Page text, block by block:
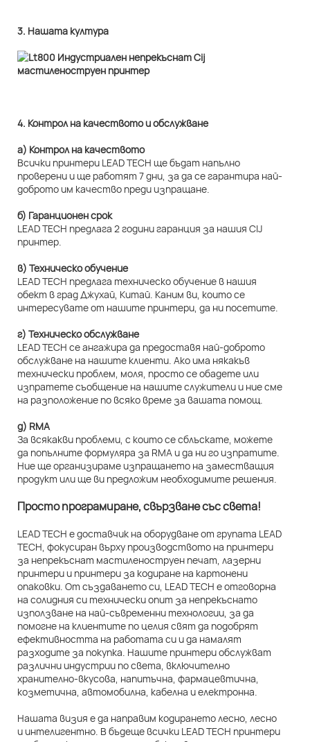
3. Нашата култура
4. Контрол на качеството и обслужване
а) Контрол на качеството
Всички принтери LEAD TECH ще бъдат напълно
проверени и ще работят 7 дни, за да се гарантира най-
доброто им качество преди изпращане.
б) Гаранционен срок
LEAD TECH предлага 2 години гаранция за нашия CIJ
принтер.
в) Техническо обучение
LEAD TECH предлага техническо обучение в нашия
обект в град Джухай, Китай. Каним ви, които се
интересувате от нашите принтери, да ни посетите.
г) Техническо обслужване
LEAD TECH се ангажира да предоставя най-доброто
обслужване на нашите клиенти. Ако има някакъв
технически проблем, моля, просто се обадете или
изпратете съобщение на нашите служители и ние сме
на разположение по всяко време за вашата помощ.
д) RMA
За всякакви проблеми, с които се сблъскате, можете
да попълните формуляра за RMA и да ни го изпратите.
Ние ще организираме изпращането на заместващия
продукт или ще ви предложим необходимите решения.
Просто програмиране, свързване със света!
LEAD TECH е доставчик на оборудване от групата LEAD
TECH, фокусиран върху производството на принтери
за непрекъснат мастиленоструен печат, лазерни
принтери и принтери за кодиране на картонени
опаковки. От създаването си, LEAD TECH е отговорна
на солидния си технически опит за непрекъснато
използване на най-съвременни технологии, за да
помогне на клиентите по целия свят да подобрят
ефективността на работата си и да намалят
разходите за покупка. Нашите принтери обслужват
различни индустрии по света, включително
хранително-вкусова, напитъчна, фармацевтична,
козметична, автомобилна, кабелна и електронна.
Нашата визия е да направим кодирането лесно, лесно
и интелигентно. В бъдеще всички LEAD TECH принтери